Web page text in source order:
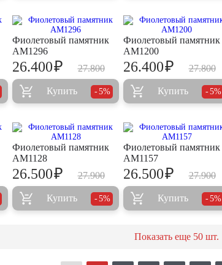
Фиолетовый памятник
AM1296
27.800
26.400₽
Купить 5%
Фиолетовый памятник
AM1200
27.800
26.400₽
Купить 5%
Фиолетовый памятник
AM1128
27.900
26.500₽
Купить 5%
Фиолетовый памятник
AM1157
27.900
26.500₽
Купить 5%
Показать еще 50 шт.